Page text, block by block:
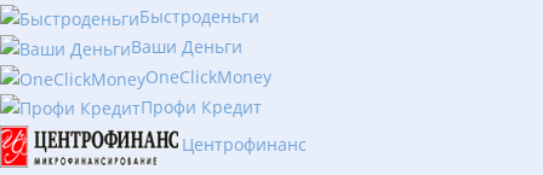
Быстроденьги
Ваши Деньги
OneClickMoney
Профи Кредит
Центрофинанс